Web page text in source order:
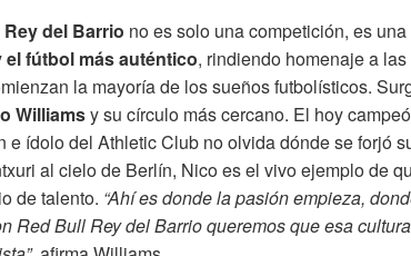
del Barrio no es solo una competición, es una
el fútbol más auténtico, rindiendo homenaje a
la mayoría de los sueños futbolísticos.
Williamsy su círculo más cercano. El hoy
e ídolo del Athletic Club no olvida dónde se forjó
al cielo de Berlín, Nico es el vivo ejemplo de
de talento. “Ahí es donde la pasión empieza,
Red Bull Rey del Barrio queremos que esa